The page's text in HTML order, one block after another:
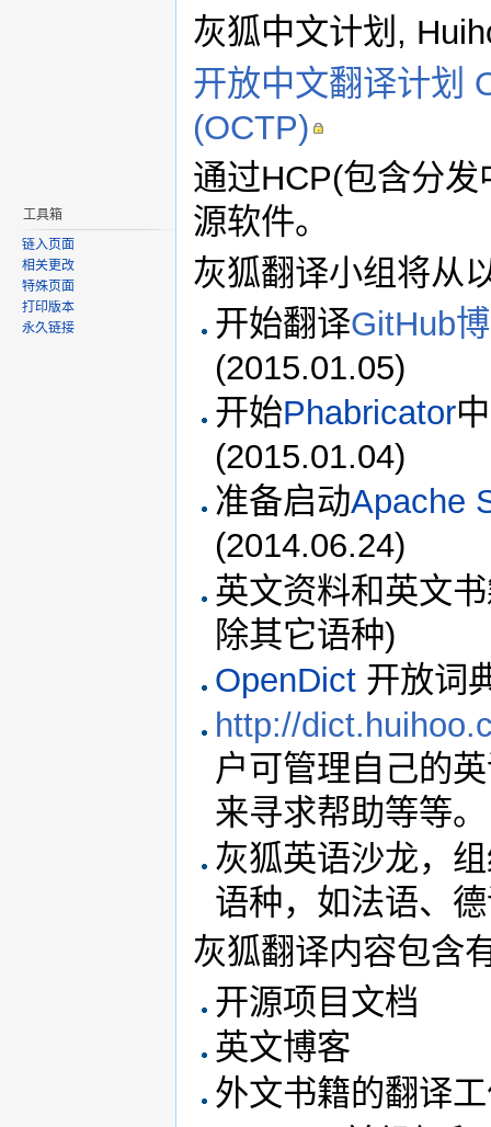
灰狐中文计划,
开放中文翻译计划
(OCTP)
通过HCP(包含分
源软件。
灰狐翻译小组将从
开始翻译GitHub
(2015.01.05)
开始Phabricator
(2015.01.04)
准备启动Apache
(2014.06.24)
英文资料和英文
除其它语种)
OpenDict 开放词
http://
户可管理自己的
来寻求帮助等等。
灰狐英语沙龙，
语种，如法语、
灰狐翻译内容包含
开源项目文档
英文博客
外文书籍的翻译
工具箱
链入页面
相关更改
特殊页面
打印版本
永久链接